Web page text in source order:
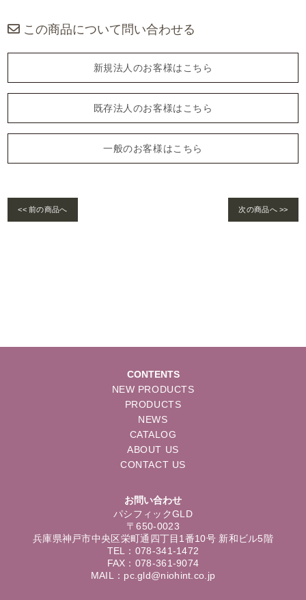
この商品について問い合わせる
新規法人のお客様はこちら
既存法人のお客様はこちら
一般のお客様はこちら
<< 前の商品へ 次の商品へ >>
CONTENTS
NEW PRODUCTS
PRODUCTS
NEWS
CATALOG
ABOUT US
CONTACT US
お問い合わせ
パシフィックGLD
〒650-0023
兵庫県神戸市中央区栄町通四丁目1番10号 新和ビル5階
TEL：078-341-1472
FAX：078-361-9074
MAIL：pc.gld@niohint.co.jp